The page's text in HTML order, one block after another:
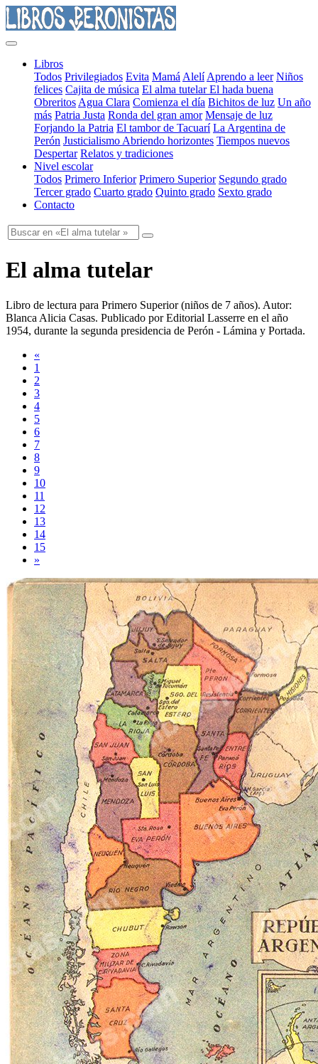
Libros
Todos Privilegiados Evita Mamá Alelí Aprendo a leer Niños
felices Cajita de música El alma tutelarEl hada buena
Obreritos Agua Clara Comienza el día Bichitos de luz Un año
más Patria Justa Ronda del gran amor Mensaje de luz
Forjando la Patria El tambor de Tacuarí La Argentina de
Perón Justicialismo Abriendo horizontes Tiempos nuevos
Despertar Relatos y tradiciones
Nivel escolar
Todos Primero Inferior Primero Superior Segundo grado
Tercer grado Cuarto grado Quinto grado Sexto grado
Contacto
El alma tutelar
Libro de lectura para Primero Superior(niños de 7 años). Autor:
Blanca Alicia Casas. Publicado porEditorial Lasserre en el año
1954, durante la segunda presidencia de Perón - Lámina y Portada.
«
1
2
3
4
5
6
7
8
9
10
11
12
13
14
15
»